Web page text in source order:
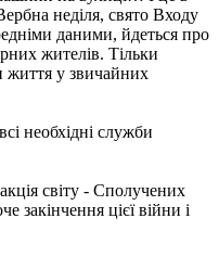
неділя, свято Входу
даними, йдеться про
жителів. Тільки
життя у звичайних
необхідні служби
світу - Сполучених
закінчення цієї війни і